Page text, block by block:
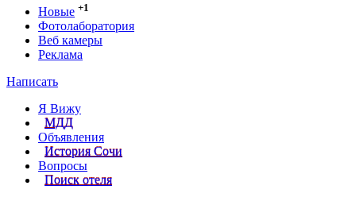
Новые +1
Фотолаборатория
Веб камеры
Реклама
Написать
Я Вижу
МДД
Объявления
История Сочи
Вопросы
Поиск отеля